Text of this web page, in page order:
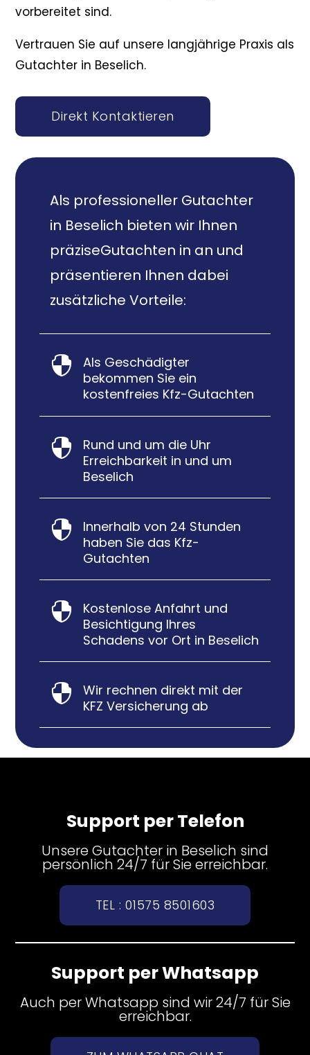
vorbereitet sind.
Vertrauen Sie auf unsere langjährige Praxis als
Gutachter in Beselich.
Direkt Kontaktieren
Als professioneller Gutachter
in Beselich bieten wir Ihnen
präziseGutachten in an und
präsentieren Ihnen dabei
zusätzliche Vorteile:

Als Geschädigter
bekommen Sie ein
kostenfreies Kfz-Gutachten

Rund und um die Uhr
Erreichbarkeit in und um
Beselich

Innerhalb von 24 Stunden
haben Sie das Kfz-
Gutachten

Kostenlose Anfahrt und
Besichtigung Ihres
Schadens vor Ort in Beselich

Wir rechnen direkt mit der
KFZ Versicherung ab
Support per Telefon
Unsere Gutachter in Beselich sind
persönlich 24/7 für Sie erreichbar.
TEL : 01575 8501603
Support per Whatsapp
Auch per Whatsapp sind wir 24/7 für Sie
erreichbar.